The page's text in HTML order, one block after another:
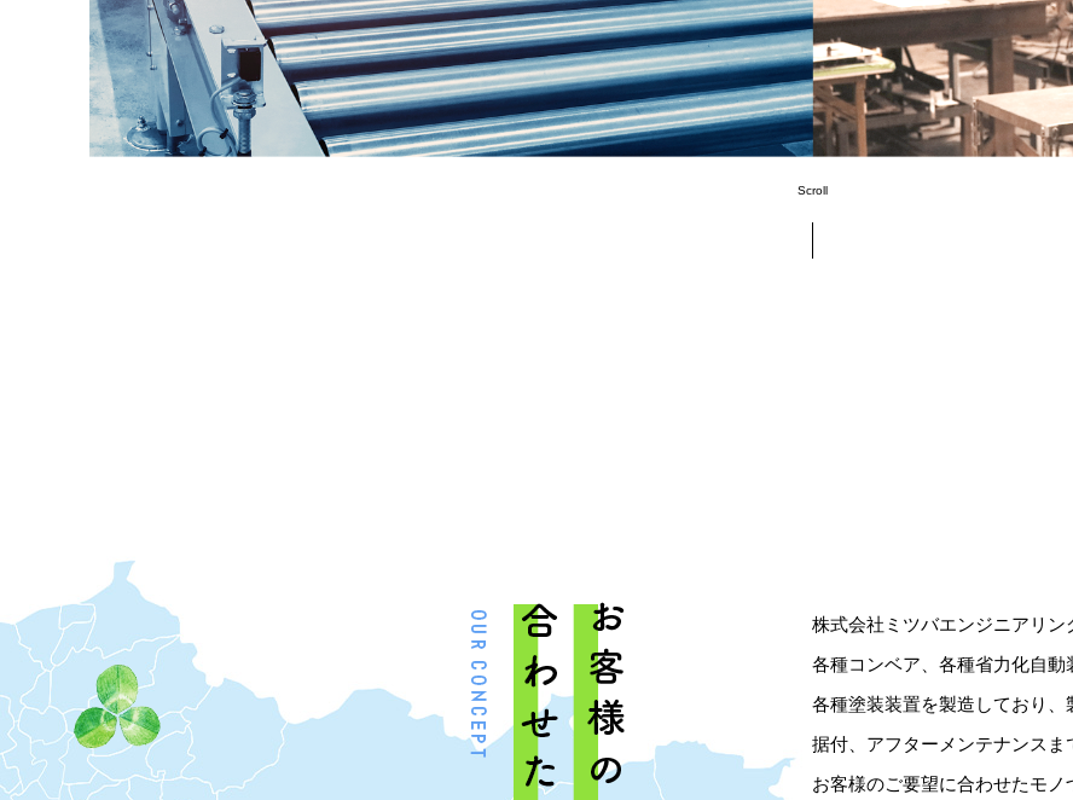
Scroll
株式会社ミツバエンジニアリン
各種コンベア、各種省力化自動
各種塗装装置を製造しており、
据付、アフターメンテナンスま
お客様のご要望に合わせたモ